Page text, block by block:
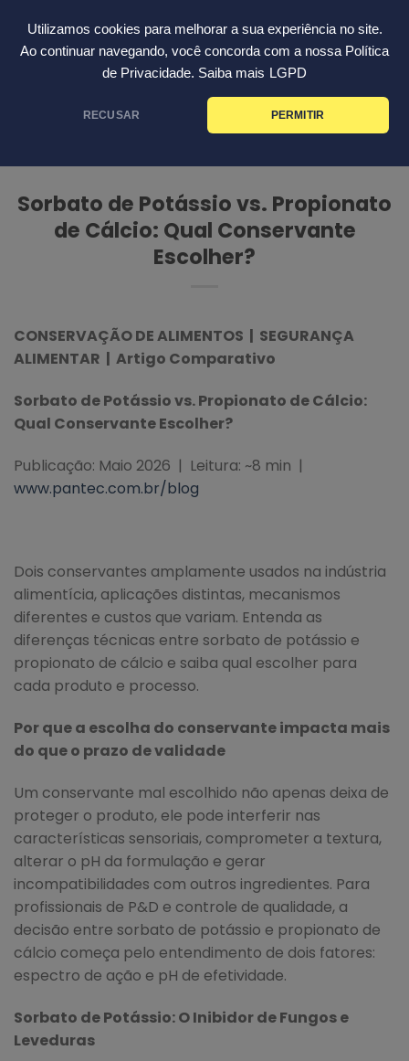
Utilizamos cookies para melhorar a sua experiência no site.
Ao continuar navegando, você concorda com a nossa Política
de Privacidade. Saiba mais LGPD
RECUSAR PERMITIR
content
CONSERVAÇÃO DE ALIMENTOS |
SEGURANÇA ALIMENTAR | ARTIGO
COMPARATIVO
Sorbato de Potássio vs. Propionato
de Cálcio: Qual Conservante
Escolher?
CONSERVAÇÃO DE ALIMENTOS | SEGURANÇA
ALIMENTAR | Artigo Comparativo
Sorbato de Potássio vs. Propionato de Cálcio:
Qual Conservante Escolher?
Publicação: Maio 2026 | Leitura: ~8 min |
www.pantec.com.br/blog
Dois conservantes amplamente usados na indústria
alimentícia, aplicações distintas, mecanismos
diferentes e custos que variam. Entenda as
diferenças técnicas entre sorbato de potássio e
propionato de cálcio e saiba qual escolher para
cada produto e processo.
Por que a escolha do conservante impacta mais
do que o prazo de validade
Um conservante mal escolhido não apenas deixa de
proteger o produto, ele pode interferir nas
características sensoriais, comprometer a textura,
alterar o pH da formulação e gerar
incompatibilidades com outros ingredientes. Para
profissionais de P&D e controle de qualidade, a
decisão entre sorbato de potássio e propionato de
cálcio começa pelo entendimento de dois fatores:
espectro de ação e pH de efetividade.
Sorbato de Potássio: O Inibidor de Fungos e
Leveduras